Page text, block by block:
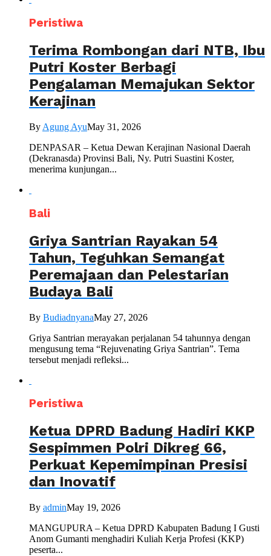
Peristiwa
Terima Rombongan dari NTB, Ibu
Putri Koster Berbagi
Pengalaman Memajukan Sektor
Kerajinan
By Agung AyuMay 31, 2026
DENPASAR – Ketua Dewan Kerajinan Nasional Daerah
(Dekranasda) Provinsi Bali, Ny. Putri Suastini Koster,
menerima kunjungan...
Bali
Griya Santrian Rayakan 54
Tahun, Teguhkan Semangat
Peremajaan dan Pelestarian
Budaya Bali
By BudiadnyanaMay 27, 2026
Griya Santrian merayakan perjalanan 54 tahunnya dengan
mengusung tema “Rejuvenating Griya Santrian”. Tema
tersebut menjadi refleksi...
Peristiwa
Ketua DPRD Badung Hadiri KKP
Sespimmen Polri Dikreg 66,
Perkuat Kepemimpinan Presisi
dan Inovatif
By adminMay 19, 2026
MANGUPURA – Ketua DPRD Kabupaten Badung I Gusti
Anom Gumanti menghadiri Kuliah Kerja Profesi (KKP)
peserta...